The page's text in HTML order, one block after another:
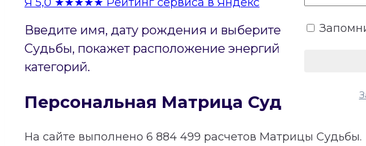
Введите имя, дату рождения и выберите пол.
Судьбы, покажет расположение энергий на
категорий.
Персональная Матрица Судьбы
На сайте выполнено 6 884 499 расчетов Матрицы Судьбы.